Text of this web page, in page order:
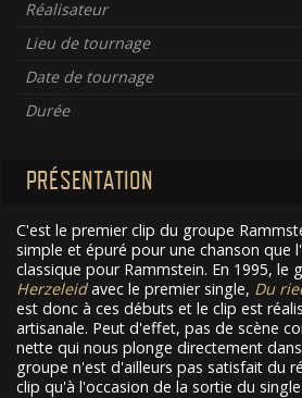
Réalisateur
Lieu de tournage
Date de tournage
Durée
PRÉSENTATION
C'est le premier clip du groupe
simple et épuré pour une chanson que
classique pour Rammstein. En 1995, le
Herzeleidavec le premier single, Du
est donc à ces débuts et le clip est
artisanale. Peut d'effet, pas de scène
nette qui nous plonge directement
groupe n'est d'ailleurs pas satisfait du
clip qu'à l'occasion de la sortie du single